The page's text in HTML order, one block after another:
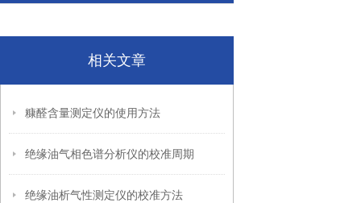
相关文章
糠醛含量测定仪的使用方法
绝缘油气相色谱分析仪的校准周期
绝缘油析气性测定仪的校准方法